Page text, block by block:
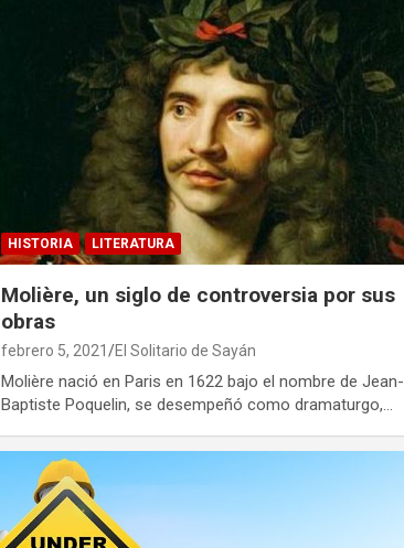
HISTORIA LITERATURA
Molière, un siglo de controversia por sus
obras
febrero 5, 2021 El Solitario de Sayán
Molière nació en Paris en 1622 bajo el nombre de Jean-
Baptiste Poquelin, se desempeñó como dramaturgo,…